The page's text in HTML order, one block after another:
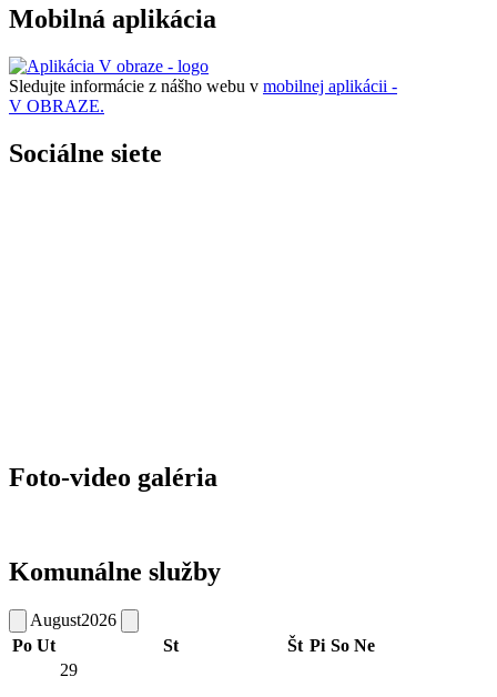
Mobilná aplikácia
Sledujte informácie z nášho webu v mobilnej aplikácii -
V OBRAZE.
Sociálne siete
Foto-video galéria
Komunálne služby
August2026
Po Ut St Št Pi So Ne
29